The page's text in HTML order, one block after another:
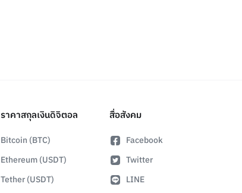
ราคาสกุลเงินดิจิตอล
Bitcoin (BTC)
Ethereum (USDT)
Tether (USDT)
สื่อสังคม
Facebook
Twitter
LINE